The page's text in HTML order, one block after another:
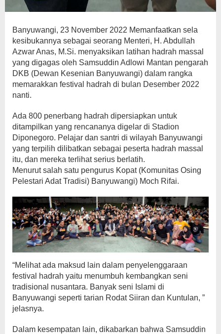
Banyuwangi, 23 November 2022 Memanfaatkan sela
kesibukannya sebagai seorang Menteri, H. Abdullah
Azwar Anas, M.Si. menyaksikan latihan hadrah massal
yang digagas oleh Samsuddin Adlowi Mantan pengarah
DKB (Dewan Kesenian Banyuwangi) dalam rangka
memarakkan festival hadrah di bulan Desember 2022
nanti.
Ada 800 penerbang hadrah dipersiapkan untuk
ditampilkan yang rencananya digelar di Stadion
Diponegoro. Pelajar dan santri di wilayah Banyuwangi
yang terpilih dilibatkan sebagai peserta hadrah massal
itu, dan mereka terlihat serius berlatih.
Menurut salah satu pengurus Kopat (Komunitas Osing
Pelestari Adat Tradisi) Banyuwangi) Moch Rifai.
“Melihat ada maksud lain dalam penyelenggaraan
festival hadrah yaitu menumbuh kembangkan seni
tradisional nusantara. Banyak seni Islami di
Banyuwangi seperti tarian Rodat Siiran dan Kuntulan, ”
jelasnya.
Dalam kesempatan lain, dikabarkan bahwa Samsuddin